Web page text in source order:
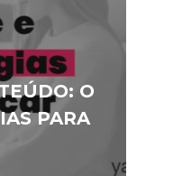
O
PARA